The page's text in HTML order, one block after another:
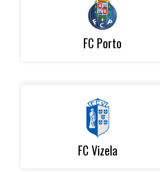
FC Porto
FC Vizela